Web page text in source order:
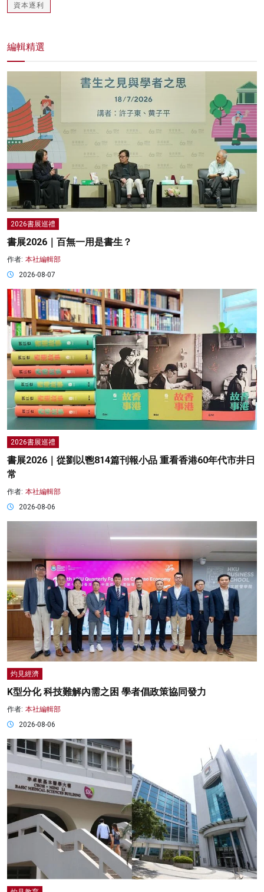
資本逐利
編輯精選
2026書展巡禮
書展2026｜百無一用是書生？
作者: 本社編輯部
2026-08-07
2026書展巡禮
書展2026｜從劉以鬯814篇刊報小品 重看香港60年代市井日
常
作者: 本社編輯部
2026-08-06
灼見經濟
K型分化 科技難解內需之困 學者倡政策協同發力
作者: 本社編輯部
2026-08-06